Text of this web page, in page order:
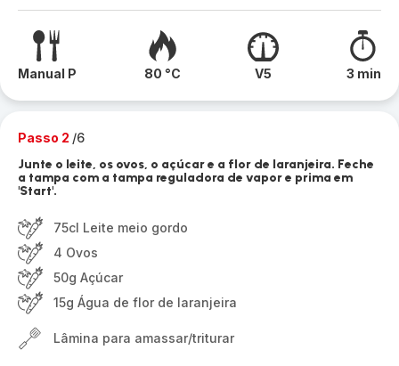
Manual P 80 °C V5 3 min
Passo 2 /6
Junte o leite, os ovos, o açúcar e a flor de laranjeira. Feche
a tampa com a tampa reguladora de vapor e prima em
'Start'.
75cl Leite meio gordo
4 Ovos
50g Açúcar
15g Água de flor de laranjeira
Lâmina para amassar/triturar